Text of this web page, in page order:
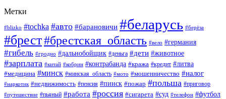
Метки
#blizko #tochka #авто #барановичи #беларусь #берёза
#брест#брестская_область #вело #германия
#гибель #гродно #дальнобойщик #деньга #дети #животное
#зарплата #китай #кобрин #контрабанда #кража #кредит #литва
#медицина #минск #минская_область #мото #мошенничество #налог
#наркотик #недвижимость #пенсия #пинск #пожар #польша #приговор
#путешествие #пьяный #работа #россия #сигарета #суд #телефон #футбол